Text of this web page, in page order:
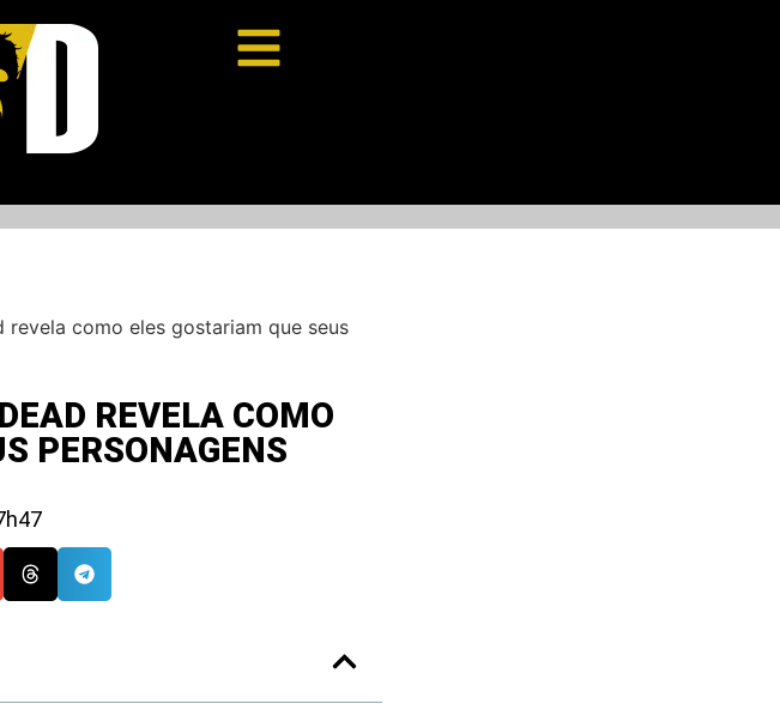
revela como eles gostariam que seus
REVELA COMO
PERSONAGENS